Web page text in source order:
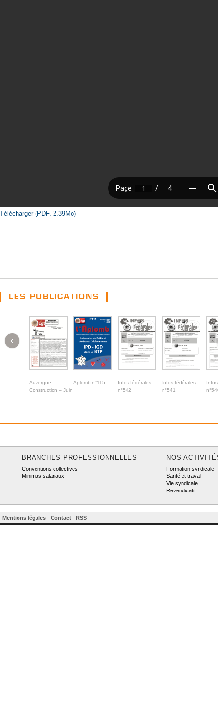
Télécharger (PDF, 2.39Mo)
LES PUBLICATIONS
Auvergne
Construction – Juin
Aplomb n°115
Infos fédérales
n°542
Infos fédérales
n°541
‹
BRANCHES PROFESSIONNELLES
Conventions collectives
Minimas salariaux
NOS
Formation syndicale
Santé et travail
Vie syndicale
Revendicatif
Mentions légales - Contact - RSS